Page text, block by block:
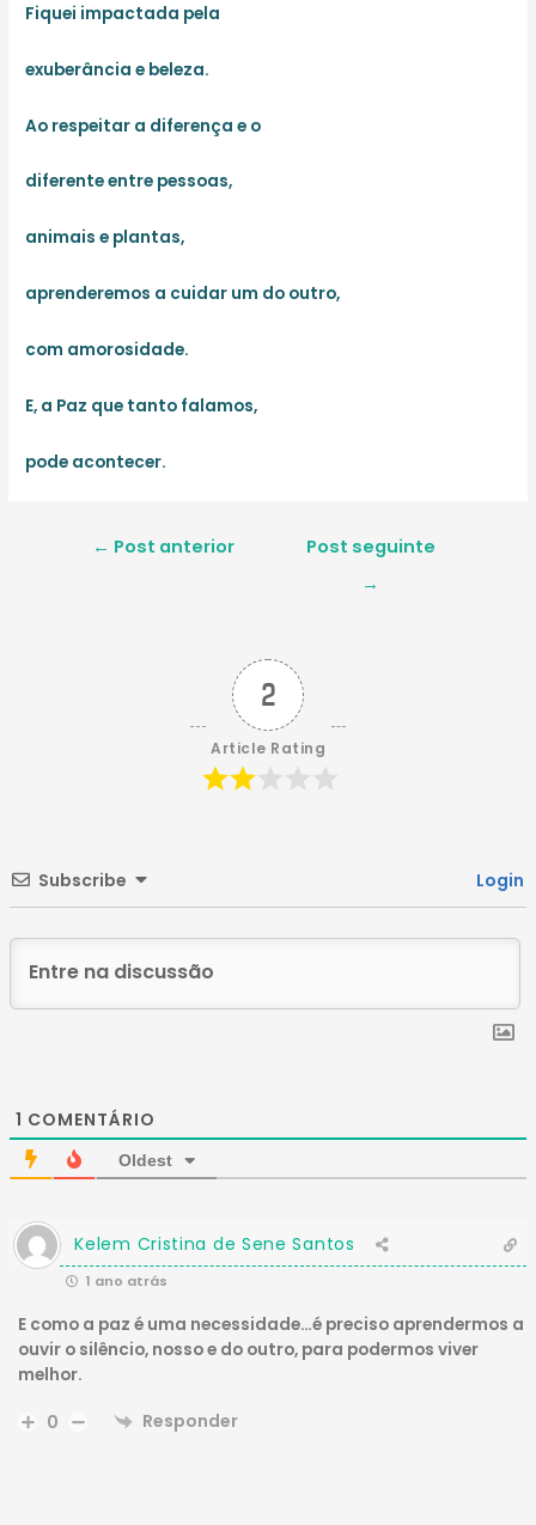
Fiquei impactada pela
exuberância e beleza.
Ao respeitar a diferença e o
diferente entre pessoas,
animais e plantas,
aprenderemos a cuidar um do outro,
com amorosidade.
E, a Paz que tanto falamos,
pode acontecer.
Navegação
← Post anterior
Post seguinte
→
2
Article Rating
Subscribe Login
1 COMENTÁRIO
Oldest
Kelem Cristina de Sene Santos
1 ano atrás
E como a paz é uma necessidade…é preciso aprendermos a
ouvir o silêncio, nosso e do outro, para podermos viver
melhor.
0 Responder